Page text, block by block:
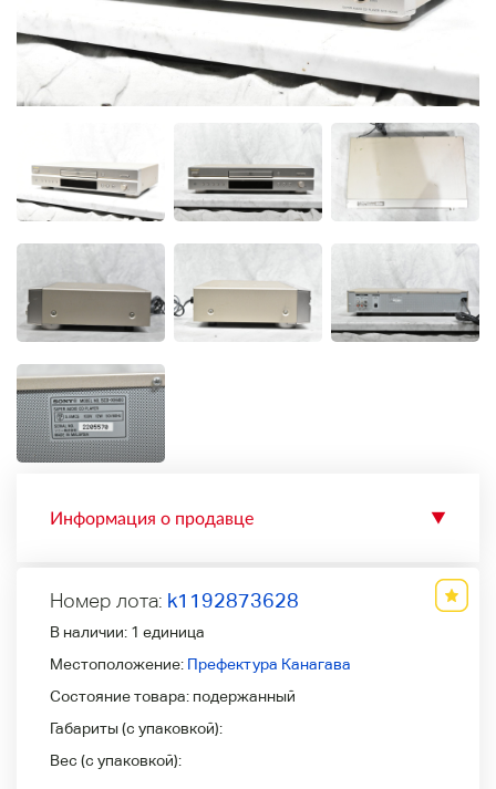
Информация о продавце ▼
Номер лота: k1192873628
В наличии: 1 единица
Местоположение: Префектура Канагава
Состояние товара: подержанный
Габариты (с упаковкой):
Вес (с упаковкой):